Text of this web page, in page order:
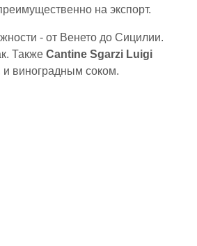
на экспорт.
- от Венето до Сицилии.
Также Cantine Sgarzi Luigi
и виноградным соком.